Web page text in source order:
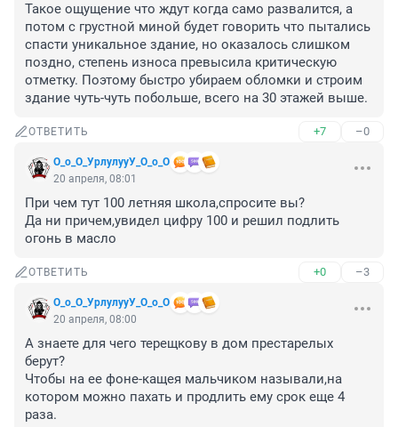
Такое ощущение что ждут когда само развалится, а
потом с грустной миной будет говорить что пытались
спасти уникальное здание, но оказалось слишком
поздно, степень износа превысила критическую
отметку. Поэтому быстро убираем обломки и строим
здание чуть-чуть побольше, всего на 30 этажей выше.
ОТВЕТИТЬ +7 –0
О_о_О_УрлулууУ_О_о_О
20 апреля, 08:01
При чем тут 100 летняя школа,спросите вы?
Да ни причем,увидел цифру 100 и решил подлить
огонь в масло
ОТВЕТИТЬ +0 –3
О_о_О_УрлулууУ_О_о_О
20 апреля, 08:00
А знаете для чего терещкову в дом престарелых
берут?
Чтобы на ее фоне-кащея мальчиком называли,на
котором можно пахать и продлить ему срок еще 4
раза.